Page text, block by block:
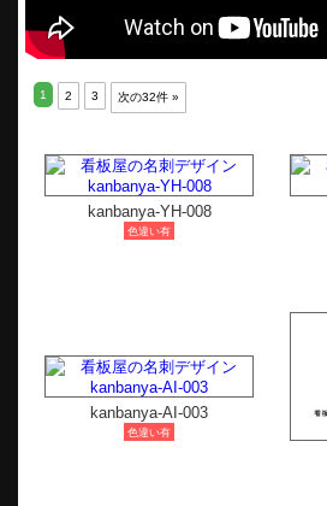
1 2 3 次の32件 »
kanbanya-YH-008
色違い有
kanbanya-AI-003
色違い有